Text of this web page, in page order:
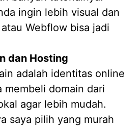
ingin lebih visual dan
Webflow bisa jadi
dan Hosting
adalah identitas online
membeli domain dari
agar lebih mudah.
saya pilih yang murah